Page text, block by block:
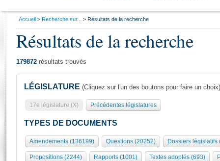
Présidence
577 députés
Groupes politiques
Séance publique
Commissions et autres organes
Europe et International
Général
Rôle et pouvoirs de l'Assemblée
Organisation de l'Assemblée
Présidence Conférence des Présidents Bureau Collège des
Visiter l'Assemblée
Visite virtuelle du palais Bourbon
Assister à une séance
Vous
Accueil Recherche sur... Résultats de la recherche
Résultats de la recherche
179872 résultats trouvés
LÉGISLATURE (Cliquez sur l'un des boutons pour faire un choix)
17e législature (X) Précédentes législatures
TYPES DE DOCUMENTS
Amendements (136199) Questions (20252) Dossiers législatifs
Propositions (2244) Rapports (1001) Textes adoptés (693)